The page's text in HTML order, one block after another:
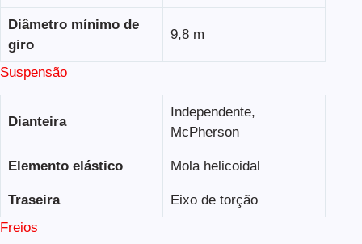
Diâmetro mínimo de
giro
9,8 m
Suspensão
Dianteira
Independente,
McPherson
Elemento elástico Mola helicoidal
Traseira
Eixo de torção
Freios